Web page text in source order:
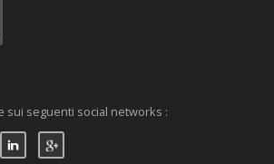
sui seguenti social networks :